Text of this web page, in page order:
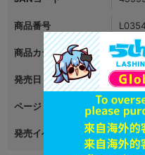
商品番号
商品カテゴリ 書籍
発売日 2020
ページ
発売イベント